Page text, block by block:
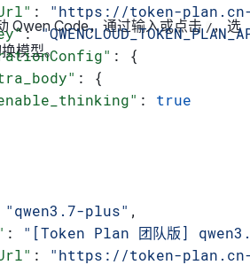
: "https://token-plan.cn-
:
: {
: {
: true
"qwen3.7-plus" ,
: "[Token Plan 团队版]
: "https://token-plan.cn-
Qwen Code，通过输入或点击 /，选
模型。